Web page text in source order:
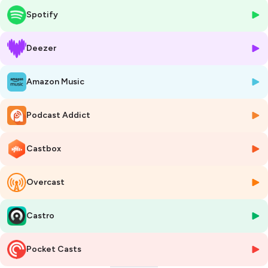
d’étude autour des questions de société, de sujets en débat, d’étude
de la tradition juive dans une approche moderne. Disponible
Spotify Deezer Podcast Addict Google Podcast Ausha Pour plus de
contenus, suivez nous sur nos réseaux ! Instagram @adath.shalom
Facebook @Adath Shalom © Adath Shalom Communauté Massorti
pour plus d'informations.
Spotify
Deezer
Amazon Music
Podcast Addict
Castbox
Overcast
Castro
Pocket Casts